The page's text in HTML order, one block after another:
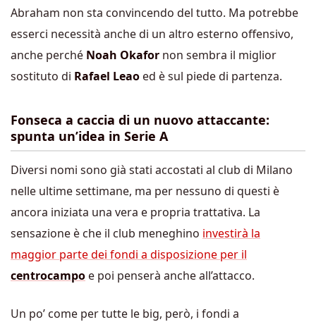
Abraham non sta convincendo del tutto. Ma potrebbe
esserci necessità anche di un altro esterno offensivo,
anche perché Noah Okafor non sembra il miglior
sostituto di Rafael Leao ed è sul piede di partenza.
Fonseca a caccia di un nuovo attaccante:
spunta un’idea in Serie A
Diversi nomi sono già stati accostati al club di Milano
nelle ultime settimane, ma per nessuno di questi è
ancora iniziata una vera e propria trattativa. La
sensazione è che il club meneghino investirà la
maggior parte dei fondi a disposizione per il
centrocampo e poi penserà anche all’attacco.
Un po’ come per tutte le big, però, i fondi a